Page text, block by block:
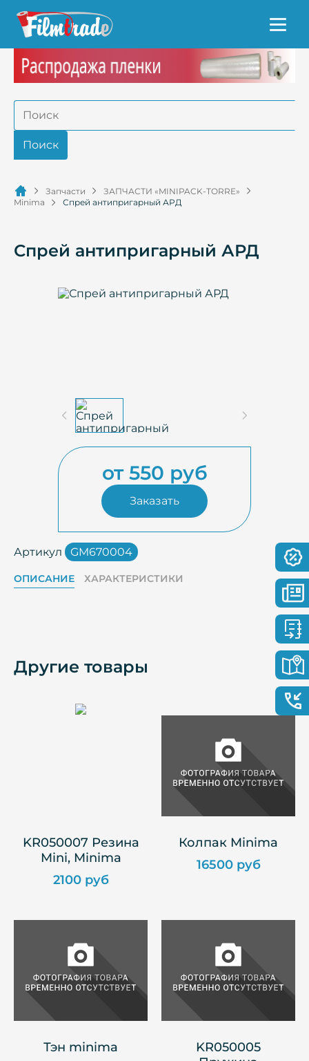
Запчасти
ЗАПЧАСТИ «MINIPACK-TORRE»
Minima
Спрей антипригарный АРД
Спрей антипригарный АРД
от 550 руб
Заказать
Артикул GM670004
ОПИСАНИЕ ХАРАКТЕРИСТИКИ
Другие товары
KR050007 Резина
Mini, Minima
2100 руб
Колпак Minima
16500 руб
Тэн minima
KR050005